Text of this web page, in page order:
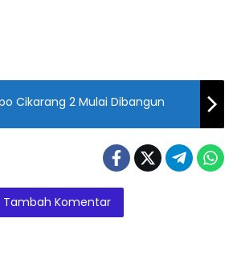
Cikarang 2 Mulai Dibangun
Tambah Komentar